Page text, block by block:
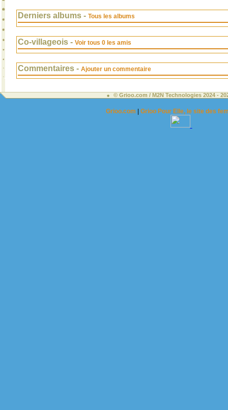
Derniers albums - Tous les albums
Co-villageois - Voir tous 0 les amis
Commentaires - Ajouter un commentaire
© Grioo.com / M2N Technologies 2024 -
Grioo.com |Grioo Pour Elle, le site des